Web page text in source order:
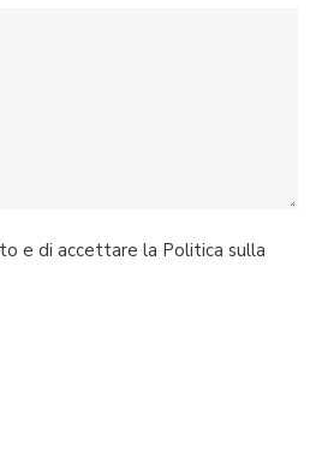
e di accettare la Politica sulla